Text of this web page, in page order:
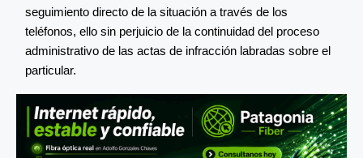
seguimiento directo de la situación a través de los
teléfonos, ello sin perjuicio de la continuidad del proceso
administrativo de las actas de infracción labradas sobre el
particular.